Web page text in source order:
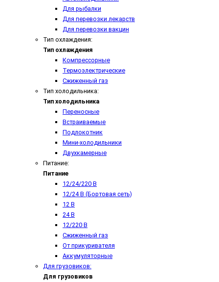
Для рыбалки
Для перевозки лекарств
Для перевозки вакцин
Тип охлаждения:
Тип охлаждения
Компрессорные
Термоэлектрические
Сжиженный газ
Тип холодильника:
Тип холодильника
Переносные
Встраиваемые
Подлокотник
Мини-холодильники
Двухкамерные
Питание:
Питание
12/24/220 В
12/24 В (Бортовая сеть)
12 В
24 В
12/220 В
Сжиженный газ
От прикуривателя
Аккумуляторные
Для грузовиков:
Для грузовиков